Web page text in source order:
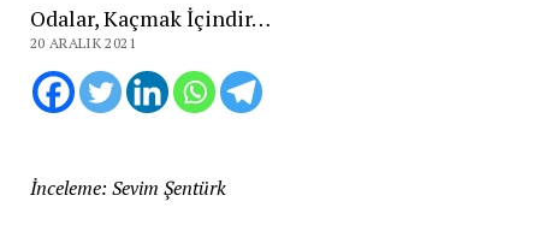
Odalar, Kaçmak İçindir…
20 ARALIK 2021
İnceleme: Sevim Şentürk